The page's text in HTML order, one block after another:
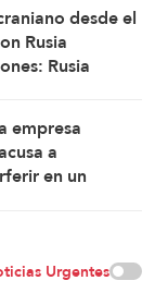
desde el
Rusia
Rusia
empresa
a
en un
Urgentes